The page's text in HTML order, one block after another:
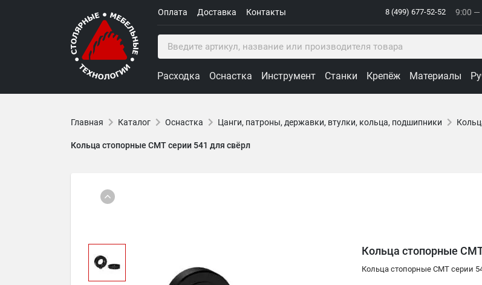
Оплата Доставка Контакты 8 (499) 677-52-52 9:00 —
Расходка Оснастка Инструмент Станки Крепёж Материалы
Главная Каталог Оснастка Цанги, патроны, державки, втулки, кольца, подшипники
Кольца стопорные CMT серии 541 для свёрл
Кольца стопорные
Кольца стопорные CMT серии